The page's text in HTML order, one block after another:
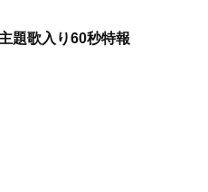
題歌入り60秒特報